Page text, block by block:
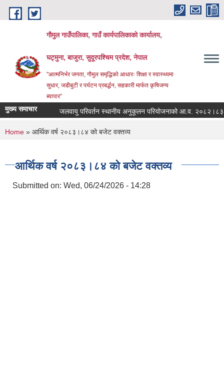
Skip to main content
गौमुल गाउँपालिका, गाउँ कार्यपालिकाको कार्यालय,
घट्मुना, बाजुरा, सुदूरपश्चिम प्रदेश, नेपाल
"आत्मनिर्भर जनता, गौमुल समृद्धिको आधारः शिक्षा र स्वास्थ्यमा
सुधार, जडीबुटी र पर्यटन प्रबर्द्धन, सहकारी मार्फत कृषिजन्य
ब्यापार”
मुख्य समाचार जलवायु परिवर्तन स्थानीय अनुकूलन परियोजनाको आ.व. २०८२।८३
You are here
Home » आर्थिक वर्ष २०८३।८४ को बजेट वक्तव्य
आर्थिक वर्ष २०८३।८४ को बजेट वक्तव्य
Submitted on: Wed, 06/24/2026 - 14:28